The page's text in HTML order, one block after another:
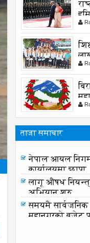
ताजा समाचार
कार्यालयमा छापा
नेपाल आयल
कार्यालयमा छापा
लागू औषध
अभियान शुरु